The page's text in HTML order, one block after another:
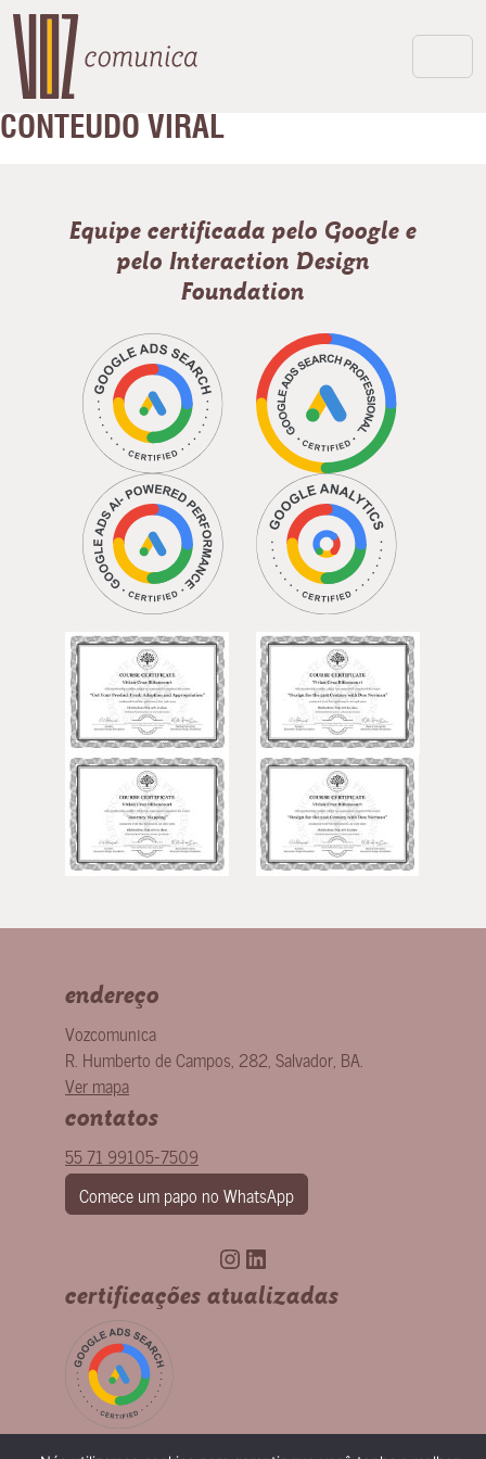
CONTEUDO VIRAL
Equipe certificada pelo Google e
pelo Interaction Design
Foundation
endereço
Vozcomunica
R. Humberto de Campos, 282 Salvador BA
Ver mapa
contatos
55 71 99105-7509
Comece um papo no WhatsApp
Instagram
LinkedIn
certificações atualizadas